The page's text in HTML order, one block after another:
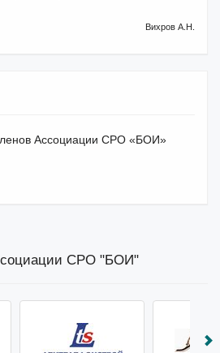
Вихров А.Н.
Ассоциации СРО «БОИ»
СРО "БОИ"